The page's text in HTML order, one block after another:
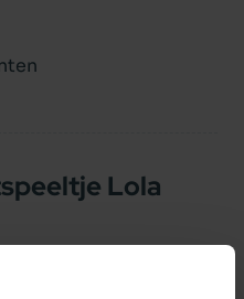
Lola
10 x 10 cm